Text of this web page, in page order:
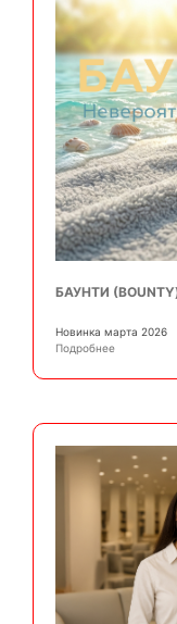
БАУНТИ
Новинка марта 2026
Подробнее